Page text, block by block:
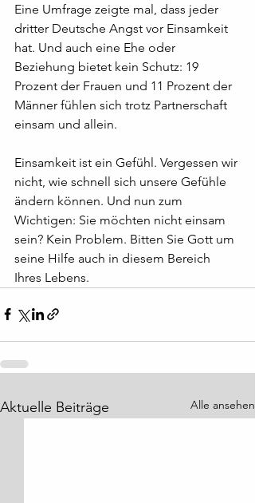
Eine Umfrage zeigte mal, dass jeder
dritter Deutsche Angst vor Einsamkeit
hat. Und auch eine Ehe oder
Beziehung bietet kein Schutz: 19
Prozent der Frauen und 11 Prozent der
Männer fühlen sich trotz Partnerschaft
einsam und allein.
Einsamkeit ist ein Gefühl. Vergessen wir
nicht, wie schnell sich unsere Gefühle
ändern können. Und nun zum
Wichtigen: Sie möchten nicht einsam
sein? Kein Problem. Bitten Sie Gott um
seine Hilfe auch in diesem Bereich
Ihres Lebens.
Aktuelle Beiträge Alle ansehen